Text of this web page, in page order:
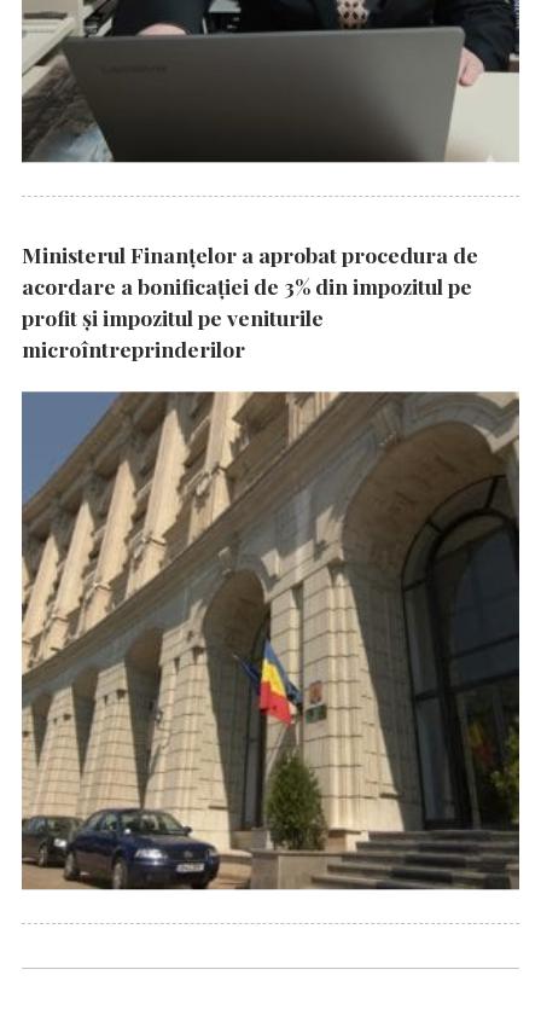
Ministerul Finanțelor a aprobat procedura de
acordare a bonificației de 3% din impozitul pe
profit și impozitul pe veniturile
microîntreprinderilor